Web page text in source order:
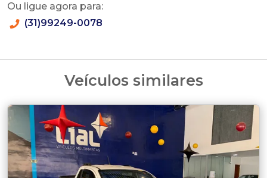
Ou ligue agora para:
(31)99249-0078
Veículos similares